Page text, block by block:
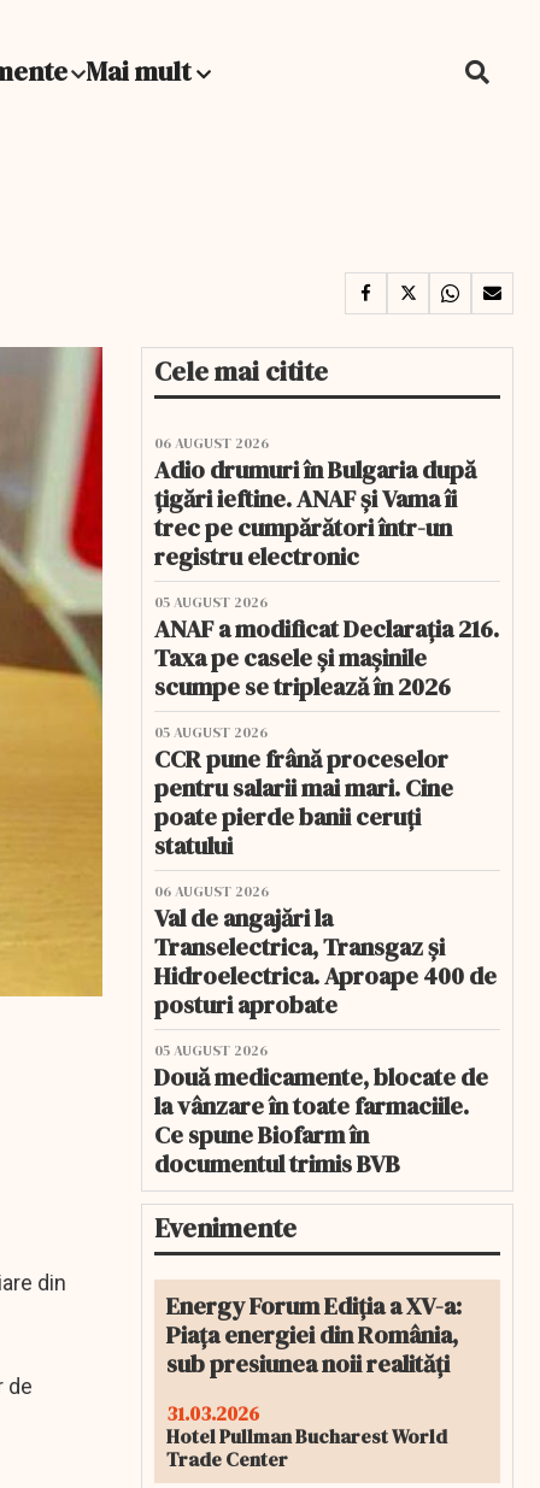
Mai mult
din
de
Cele mai citite
06 AUGUST 2026
Adio drumuri în Bulgaria după
țigări ieftine. ANAF și Vama îi
trec pe cumpărători într-un
registru electronic
05 AUGUST 2026
ANAF a modificat Declarația 216.
Taxa pe casele și mașinile
scumpe se triplează în 2026
05 AUGUST 2026
CCR pune frână proceselor
pentru salarii mai mari. Cine
poate pierde banii ceruți
statului
06 AUGUST 2026
Val de angajări la
Transelectrica, Transgaz și
Hidroelectrica. Aproape 400 de
posturi aprobate
05 AUGUST 2026
Două medicamente, blocate de
la vânzare în toate farmaciile.
Ce spune Biofarm în
documentul trimis BVB
Evenimente
Energy Forum Ediția a XV-a:
Piața energiei din România,
sub presiunea noii realități
31.03.2026
Hotel Pullman Bucharest World
Trade Center